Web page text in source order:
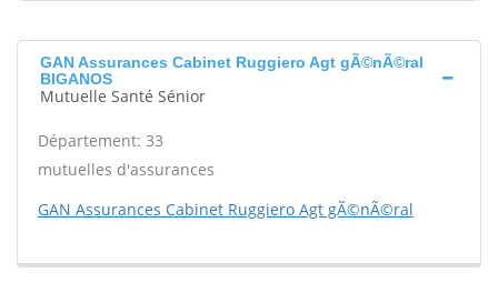
GAN Assurances Cabinet Ruggiero Agt gÃ©nÃ©ral
BIGANOS
Mutuelle Santé Sénior
Département: 33
mutuelles d'assurances
GAN Assurances Cabinet Ruggiero Agt gÃ©nÃ©ral